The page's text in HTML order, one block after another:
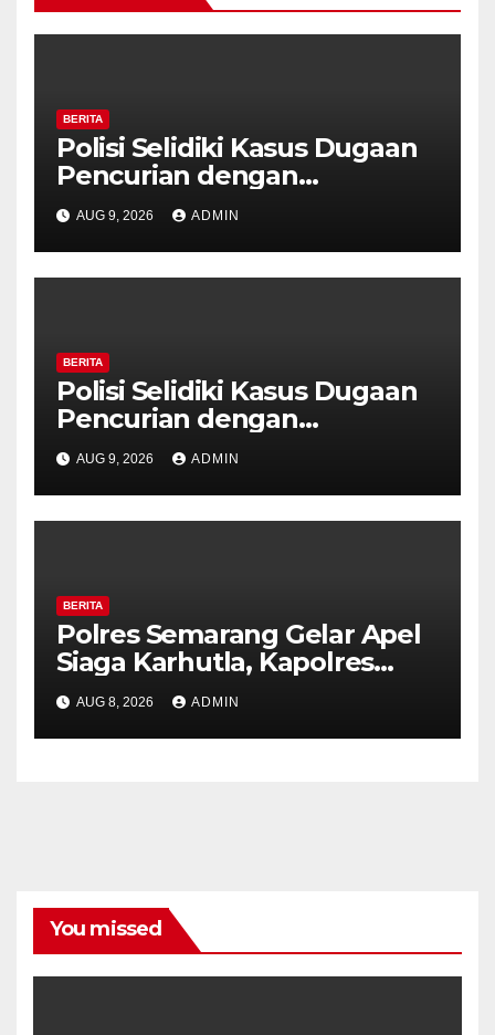
BERITA
Polisi Selidiki Kasus Dugaan
Pencurian dengan
Kekerasan di Counter HP
Royal Phone Ambarawa.
AUG 9, 2026 ADMIN
BERITA
Polisi Selidiki Kasus Dugaan
Pencurian dengan
Kekerasan di Counter HP
Royal Phone Ambarawa.
AUG 9, 2026 ADMIN
BERITA
Polres Semarang Gelar Apel
Siaga Karhutla, Kapolres
Tekankan Sinergi dan
Kesiapsiagaan Hadapi Musim
Kemarau.
AUG 8, 2026 ADMIN
You missed